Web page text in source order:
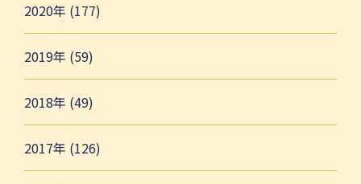
2020年 (177)
2019年 (59)
2018年 (49)
2017年 (126)